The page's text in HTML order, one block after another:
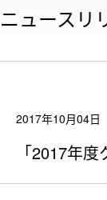
ニュースリ
2017年10月04日
「2017年